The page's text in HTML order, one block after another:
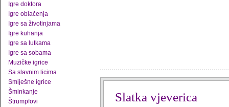
Igre doktora
Igre oblačenja
Igre sa životinjama
Igre kuhanja
Igre sa lutkama
Igre sa sobama
Muzičke igrice
Sa slavnim licima
Smiješne igrice
Šminkanje
Štrumpfovi
Slatka vjeverica